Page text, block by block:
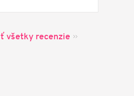
všetky recenzie